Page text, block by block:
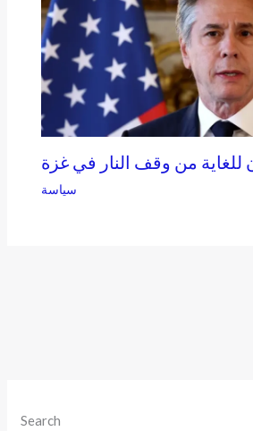
Search
للغاية من وقف النار في غزة
سياسة